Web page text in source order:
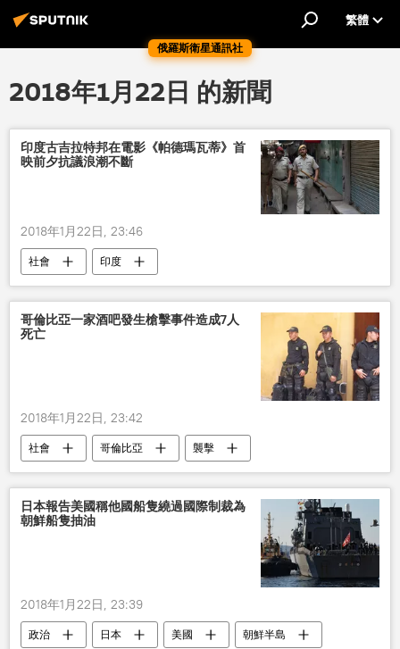
俄羅斯衛星通訊社
繁體
2018年1月22日 的新聞
印度古吉拉特邦在電影《帕德瑪瓦蒂》首
映前夕抗議浪潮不斷
2018年1月22日, 23:46
社會 印度
哥倫比亞一家酒吧發生槍擊事件造成7人
死亡
2018年1月22日, 23:42
社會 哥倫比亞 襲擊
日本報告美國稱他國船隻繞過國際制裁為
朝鮮船隻抽油
2018年1月22日, 23:39
政治 日本 美國
朝鮮半島